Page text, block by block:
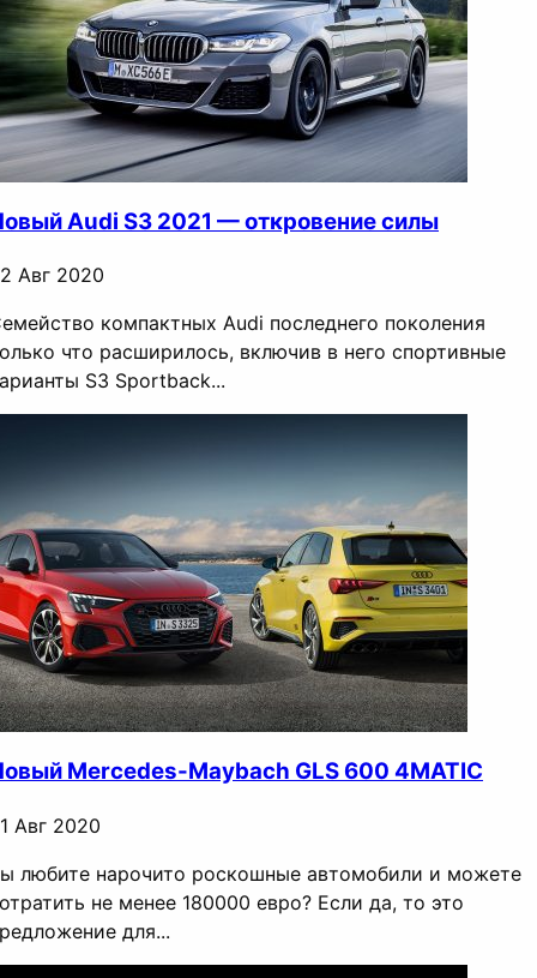
Audi S3 2021 — откровение силы
Авг 2020
компактных Audi последнего поколения
что расширилось, включив в него спортивные
S3 Sportback...
Mercedes-Maybach GLS 600 4MATIC
Авг 2020
любите нарочито роскошные автомобили и можете
не менее 180000 евро? Если да, то это
для...